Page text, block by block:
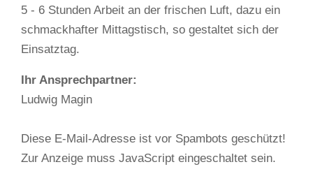
5 - 6 Stunden Arbeit an der frischen Luft, dazu ein
schmackhafter Mittagstisch, so gestaltet sich der
Einsatztag.
Ihr Ansprechpartner:
Ludwig Magin
Diese E-Mail-Adresse ist vor Spambots geschützt!
Zur Anzeige muss JavaScript eingeschaltet sein.